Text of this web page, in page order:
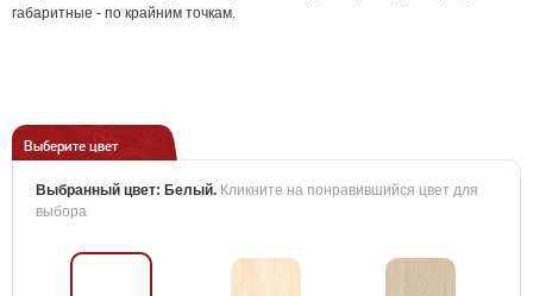
габаритные - по крайним точкам.
Выберите цвет
Выбранный цвет: Белый. Кликните на понравившийся цвет для
выбора